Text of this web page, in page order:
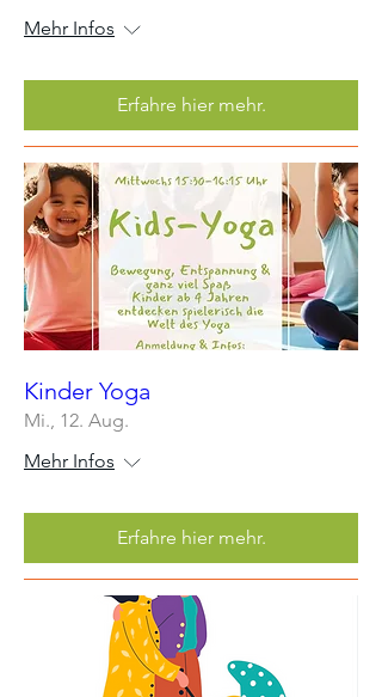
Mehr Infos
Erfahre hier mehr.
Kinder Yoga
Mi., 12. Aug.
Mehr Infos
Erfahre hier mehr.